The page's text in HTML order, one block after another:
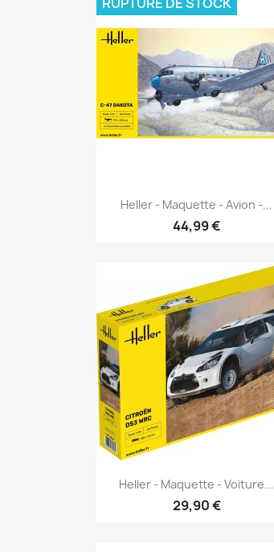
Aperçu rapide
Heller - Maquette - Avion -...
44,99 €
Aperçu rapide
Heller - Maquette - Voiture...
29,90 €